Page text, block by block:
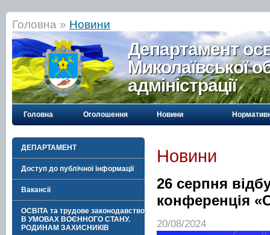
Головна » Новини
Департамент
Миколаївської
адміністрації
Головна Оголошення Новини
ДЕПАРТАМЕНТ
Доступ до публічної інформації
Вакансії
ОСВІТА та трудове законодавство
В УМОВАХ ВОЄННОГО СТАНУ.
РОДИНАМ ЗАХИСНИКІВ
Новини
26 серпня
конференція
20/08/2024